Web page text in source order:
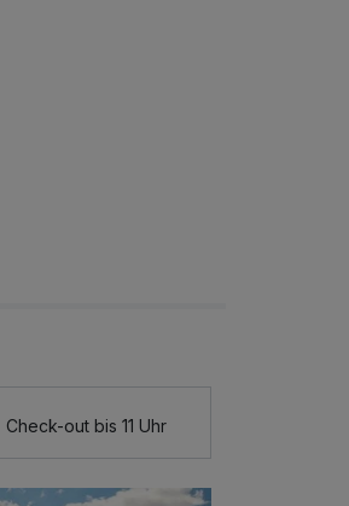
Check-out bis 11 Uhr